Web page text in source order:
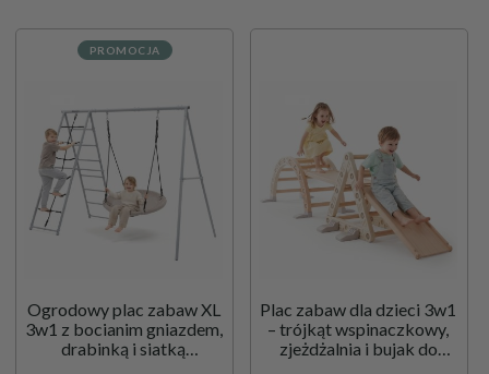
PROMOCJA
Ogrodowy plac zabaw XL
3w1 z bocianim gniazdem,
drabinką i siatką
Plac zabaw dla dzieci 3w1
– trójkąt wspinaczkowy,
zjeżdżalnia i bujak do